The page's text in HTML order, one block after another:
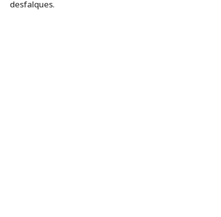
desfalques.